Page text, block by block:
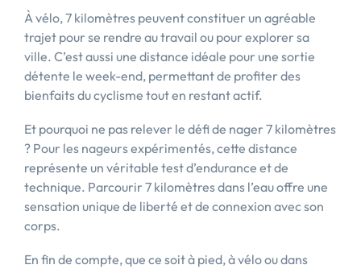
À vélo, 7 kilomètres peuvent constituer un agréable
trajet pour se rendre au travail ou pour explorer sa
ville. C’est aussi une distance idéale pour une sortie
détente le week-end, permettant de profiter des
bienfaits du cyclisme tout en restant actif.
Et pourquoi ne pas relever le défi de nager 7 kilomètres
? Pour les nageurs expérimentés, cette distance
représente un véritable test d’endurance et de
technique. Parcourir 7 kilomètres dans l’eau offre une
sensation unique de liberté et de connexion avec son
corps.
En fin de compte, que ce soit à pied, à vélo ou dans